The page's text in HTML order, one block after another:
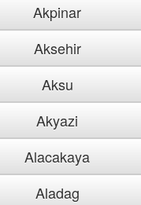
Akpinar
Aksehir
Aksu
Akyazi
Alacakaya
Aladag